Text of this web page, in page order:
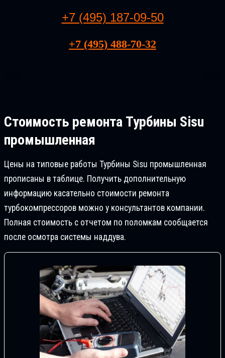
+7 (495) 187-09-50
+7 (495) 488-70-32
Стоимость ремонта Турбины Sisu
промышленная
Цены на типовые работы Турбины Sisu промышленная
прописаны в таблице. Получить дополнительную
информацию касательно стоимости ремонта
турбокомпрессоров можно у консультантов компании.
Полная стоимость с отчетом по поломкам сообщается
после осмотра системы наддува.